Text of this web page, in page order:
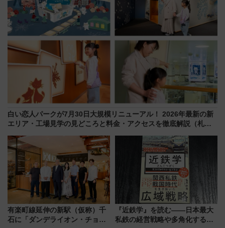
白い恋人パークが7月30日大規模リニューアル！ 2026年最新の新
エリア・工場見学の見どころと料金・アクセスを徹底解説（札幌
有楽町線延伸の新駅（仮称）千
石に「ダンデライオン・チョコ
『近鉄学』を読む――日本最大
私鉄の経営戦略や多角化する事